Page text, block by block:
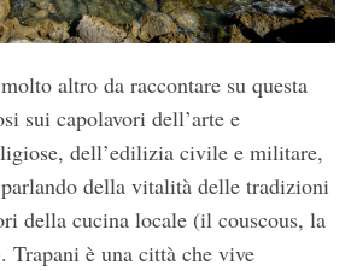
altro da raccontare su questa
sui capolavori dell’arte e
dell’edilizia civile e militare,
della vitalità delle tradizioni
della cucina locale (il couscous, la
è una città che vive